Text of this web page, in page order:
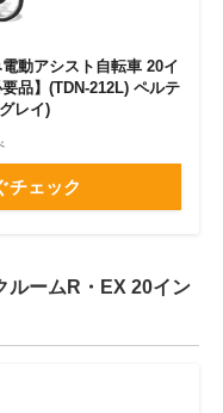
動アシスト自転車 20イ
品】(TDN-212L) ペルテ
レイ)
チェック
ルームR・EX 20イン